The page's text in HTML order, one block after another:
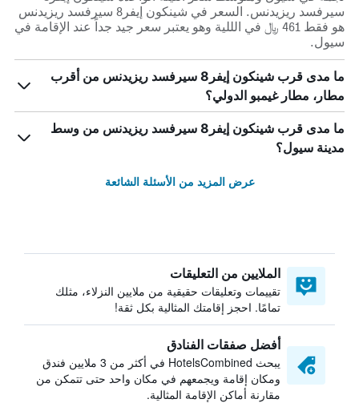
سيرفسد ريزيدنس. السعر في شينكون إيفر8 سيرفسد ريزيدنس
هو فقط 461 ﷼ في الللية وهو يعتبر سعر جيد جداً عند الإقامة في
سيول.
ما مدى قرب شينكون إيفر8 سيرفسد ريزيدنس من أقرب
مطار، مطار غيمبو الدولي؟
ما مدى قرب شينكون إيفر8 سيرفسد ريزيدنس من وسط
مدينة سيول؟
عرض المزيد من الأسئلة الشائعة
الملايين من التعليقات
تقييمات وتعليقات حقيقية من ملايين النزلاء، مثلك
تمامًا. احجز إقامتك المثالية بكل ثقة!
أفضل صفقات الفنادق
يبحث HotelsCombined في أكثر من 3 ملايين فندق
ومكان إقامة ويجمعهم في مكان واحد حتى تتمكن من
مقارنة أماكن الإقامة المثالية.